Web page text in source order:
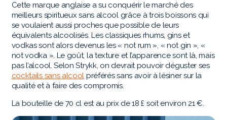
Cette marque anglaise a su conquérir le marché des
meilleurs spiritueux sans alcool grâce à trois boissons qui
se voulaient aussi proches que possible de leurs
équivalents alcoolisés. Les classiques rhums, gins et
vodkas sont alors devenus les « not rum », « not gin », «
not vodka ». Le goût, la texture et l’apparence sont là, mais
pas l’alcool. Selon Strykk, on devrait pouvoir déguster ses
cocktails sans alcool préférés sans avoir à lésiner sur la
qualité et à faire des compromis.
La bouteille de 70 cl est au prix de 18 £ soit environ 21 €.